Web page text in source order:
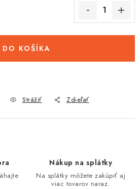
a obuvi rôznych značiek
DO KOŠÍKA
Strážiť Zdieľať
Nákup na splátky
Na splátky môžete zakúpiť aj
viac tovarov naraz.